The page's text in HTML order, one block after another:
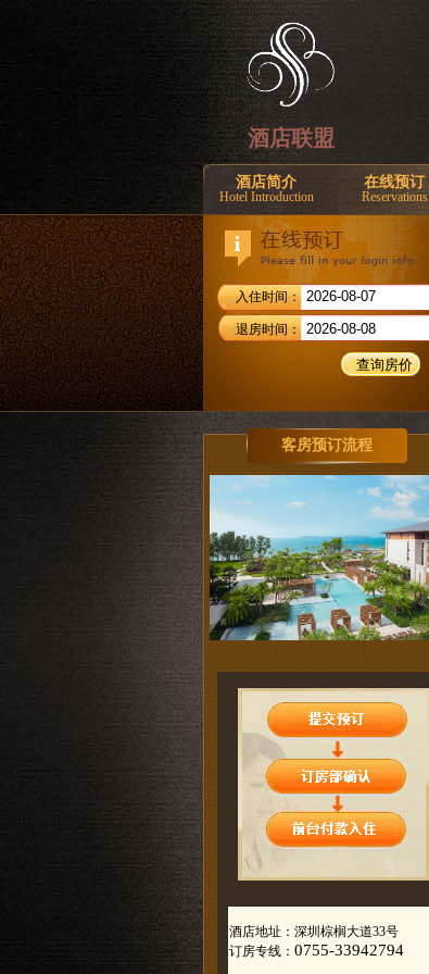
酒店联盟
酒店简介
Hotel Introduction
在线预订
Reservations
入住时间：
退房时间：
客房预订流程
酒店地址：深圳棕榈大道33号
订房专线：0755-33942794